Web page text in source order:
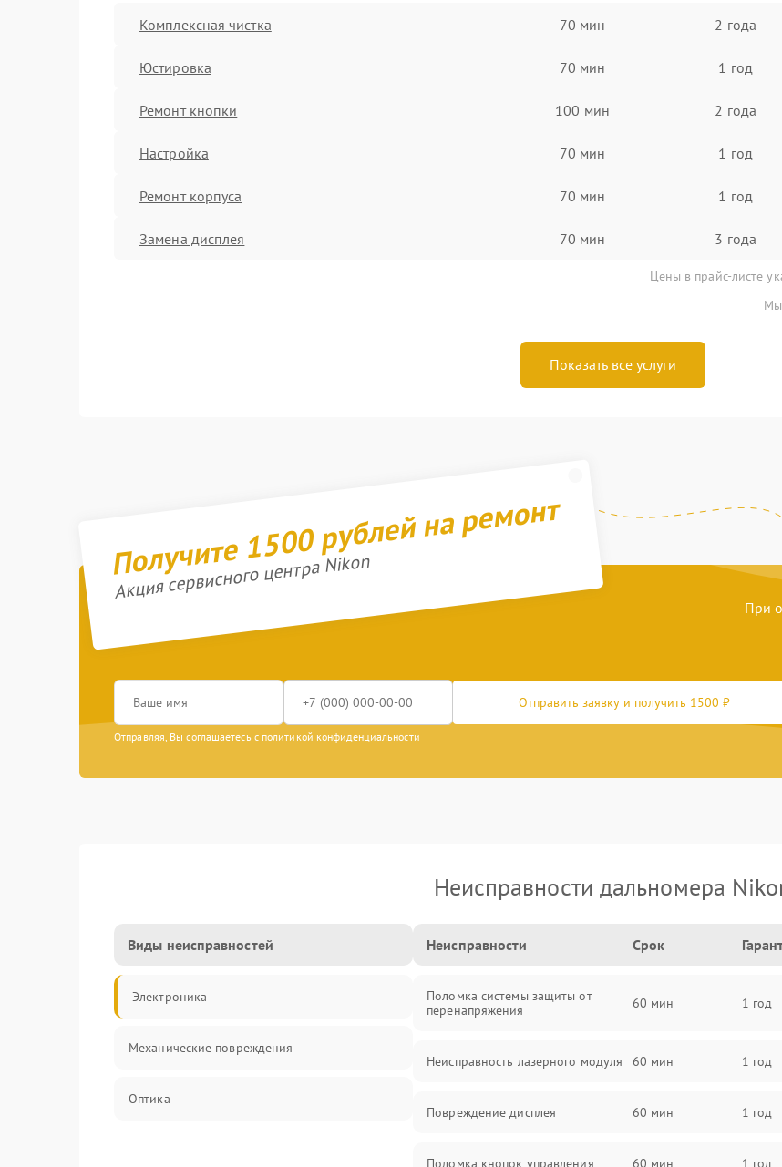
Комплексная чистка 70 мин 2 года
Юстировка 70 мин 1 год
Ремонт кнопки 100 мин 2 года
Настройка 70 мин 1 год
Ремонт корпуса 70 мин 1 год
Замена дисплея 70 мин 3 года
Цены в прайс-листе
Мы
Показать все услуги
Получите 1500 рублей на ремонт
Акция сервисного центра Nikon
При
Отправить заявку и получить 1500 ₽
Отправляя, Вы соглашаетесь с политикой конфиденциальности
Неисправности дальномера
Виды неисправностей
Электроника
Механические повреждения
Оптика
Неисправности Срок
Поломка системы защиты от
перенапряжения
60 мин 1 год
Неисправность лазерного модуля 60 мин 1 год
Повреждение дисплея 60 мин 1 год
Поломка кнопок управления 60 мин 1 год